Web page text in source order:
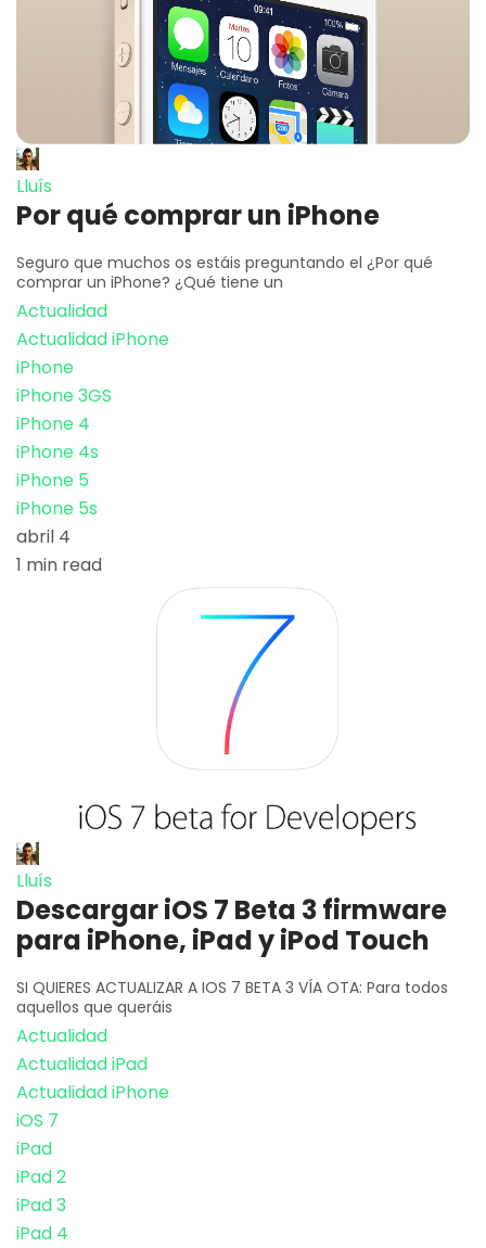
Lluís
Por qué comprar un iPhone
Seguro que muchos os estáis preguntando el ¿Por qué
comprar un iPhone? ¿Qué tiene un
Actualidad
Actualidad iPhone
iPhone
iPhone 3GS
iPhone 4
iPhone 4s
iPhone 5
iPhone 5s
abril 4
1 min read
Lluís
Descargar iOS 7 Beta 3 firmware
para iPhone, iPad y iPod Touch
SI QUIERES ACTUALIZAR A IOS 7 BETA 3 VÍA OTA: Para todos
aquellos que queráis
Actualidad
Actualidad iPad
Actualidad iPhone
iOS 7
iPad
iPad 2
iPad 3
iPad 4